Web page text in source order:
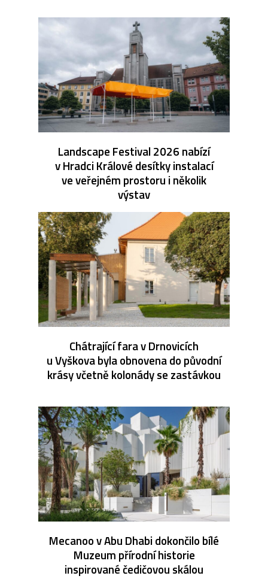
Landscape Festival 2026 nabízí
v Hradci Králové desítky instalací
ve veřejném prostoru i několik
výstav
Chátrající fara v Drnovicích
u Vyškova byla obnovena do původní
krásy včetně kolonády se zastávkou
Mecanoo v Abu Dhabi dokončilo bílé
Muzeum přírodní historie
inspirované čedičovou skálou